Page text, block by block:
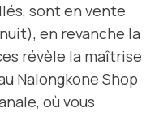
sont en vente
en revanche la
révèle la maîtrise
Nalongkone Shop
où vous